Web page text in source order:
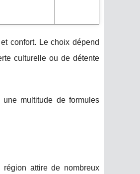
confort. Le choix dépend
culturelle ou de détente
multitude de formules
attire de nombreux